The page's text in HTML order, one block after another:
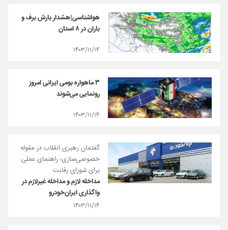
هواشناسی|هشدار بارش برف و
باران در ۸ استان
۱۴۰۳/۱۱/۱۴
۳ ماهواره بومی ایرانی امروز
رونمایی می‌شوند
۱۴۰۳/۱۱/۱۴
گفتمان رهبری انقلاب در مقوله
خصوصی‌سازی؛ راهنمای عملی
برای شورای رقابت
مداخله لازم و مداخله غیرلازم در
واگذاری ایران‌خودرو
۱۴۰۳/۱۱/۱۴